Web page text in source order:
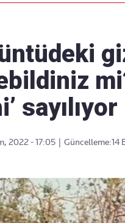
sayılıyor
2022 - 17:05 Güncelleme:14